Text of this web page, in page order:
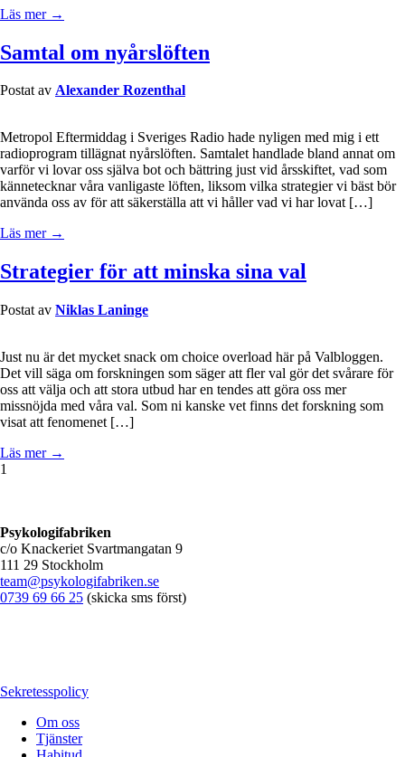
Läs mer →
Samtal om nyårslöften
Postat av Alexander Rozenthal
Metropol Eftermiddag i Sveriges Radio hade nyligen med mig i ett
radioprogram tillägnat nyårslöften. Samtalet handlade bland annat om
varför vi lovar oss själva bot och bättring just vid årsskiftet, vad som
kännetecknar våra vanligaste löften, liksom vilka strategier vi bäst bör
använda oss av för att säkerställa att vi håller vad vi har lovat […]
Läs mer →
Strategier för att minska sina val
Postat av Niklas Laninge
Just nu är det mycket snack om choice overload här på Valbloggen.
Det vill säga om forskningen som säger att fler val gör det svårare för
oss att välja och att stora utbud har en tendes att göra oss mer
missnöjda med våra val. Som ni kanske vet finns det forskning som
visat att fenomenet […]
Läs mer →
1
Psykologifabriken
c/o Knackeriet Svartmangatan 9
111 29 Stockholm
team@psykologifabriken.se
0739 69 66 25 (skicka sms först)
Sekretesspolicy
Om oss
Tjänster